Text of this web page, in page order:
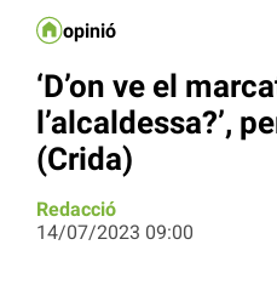
opinió
‘D’on ve el
l’alcaldessa?’,
(Crida)
Redacció
14/07/2023 09:00